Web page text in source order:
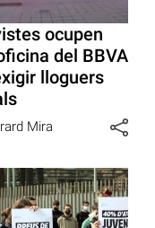
ocupen
del BBVA
lloguers
Mira